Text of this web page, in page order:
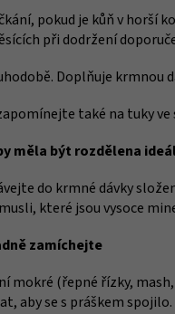
pokud je kůň v horší
při dodržení
Doplňuje krmnou
také na tuky
měla být rozdělena
do krmné dávky
které jsou vysoce
zamíchejte
mokré (řepné řízky,
aby se s práškem spojilo.